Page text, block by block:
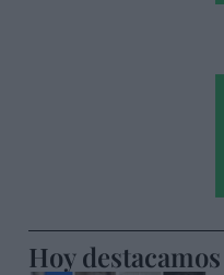
Hoy destacamos